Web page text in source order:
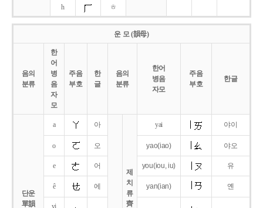
h ㅎ
운 모 (韻母)
음의
분류
한
어
병
음
자
모
주음
부호
한
글
음의
분류
한어
병음
자모
주음
부호
한글
단운
單韻
a 아
제
치
류
齊
yai 야이
o 오 yao(iao) 야오
e 어 you(iou,iu) 유
ê 에 yan(ian) 옌
yi